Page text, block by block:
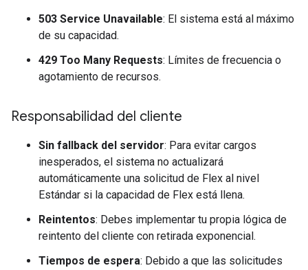
503 Service Unavailable: El sistema está al máximo
de su capacidad.
429 Too Many Requests: Límites de frecuencia o
agotamiento de recursos.
Responsabilidad del cliente
Sin fallback del servidor: Para evitar cargos
inesperados, el sistema no actualizará
automáticamente una solicitud de Flex al nivel
Estándar si la capacidad de Flex está llena.
Reintentos: Debes implementar tu propia lógica de
reintento del cliente con retirada exponencial.
Tiempos de espera: Debido a que las solicitudes